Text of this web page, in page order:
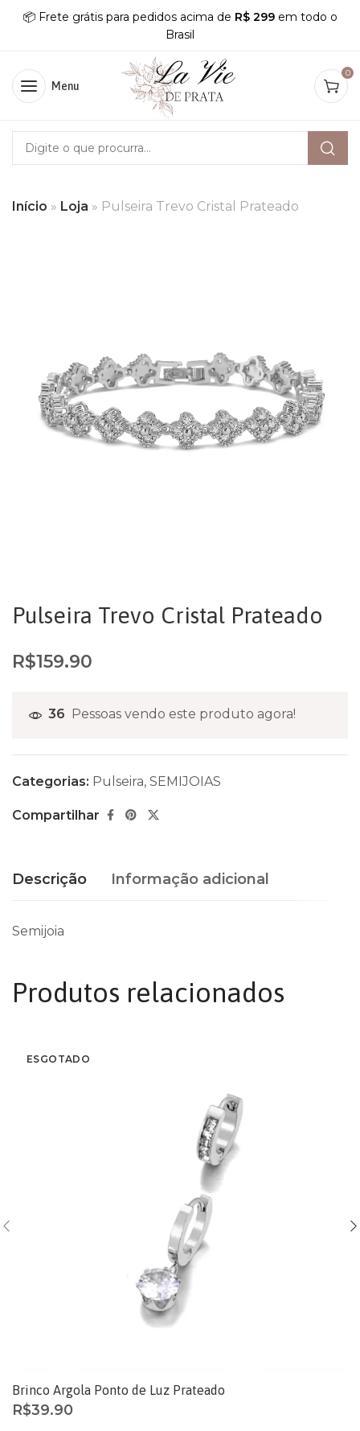
📦 Frete grátis para pedidos acima de R$ 299 em todo o
Brasil
Menu
0
Início » Loja » Pulseira Trevo Cristal Prateado
Pulseira Trevo Cristal Prateado
R$159.90
36 Pessoas vendo este produto agora!
Categorias: Pulseira, SEMIJOIAS
Compartilhar
Descrição Informação adicional
Semijoia
Produtos relacionados
ESGOTADO
Brinco Argola Ponto de Luz Prateado
R$39.90